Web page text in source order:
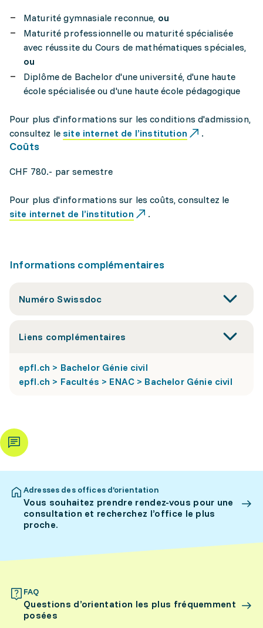
Maturité gymnasiale reconnue, ou
Maturité professionnelle ou maturité spécialisée
avec réussite du Cours de mathématiques spéciales,
ou
Diplôme de Bachelor d'une université, d'une haute
école spécialisée ou d'une haute école pédagogique
Pour plus d'informations sur les conditions d'admission,
consultez le site internet de l’institution .
Coûts
CHF 780.- par semestre
Pour plus d'informations sur les coûts, consultez le
site internet de l’institution
.
Informations complémentaires
Numéro Swissdoc
Liens complémentaires
epfl.ch > Bachelor Génie civil
epfl.ch > Facultés > ENAC > Bachelor Génie civil
Adresses des offices d’orientation
Vous souhaitez prendre rendez-vous pour une
consultation et recherchez l’office le plus
proche.
FAQ
Questions d’orientation les plus fréquemment
posées